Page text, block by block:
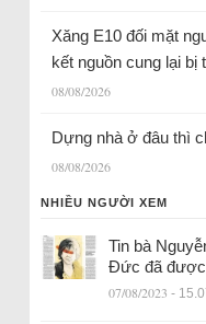
Xăng E10 đối mặt
kết nguồn cung lại bị
08/08/2026
Dựng nhà ở đâu thì
08/08/2026
NHIỀU NGƯỜI XEM
Tin bà
Đức đã được
07/08/2023 -